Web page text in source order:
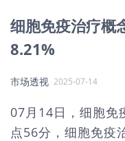
细胞免疫治疗概
8.21%
市场透视 2025-07-14
07月14日，细胞免
点56分，细胞免疫